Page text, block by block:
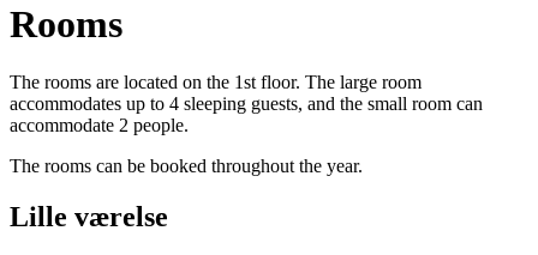
Rooms
The rooms are located on the 1st floor. The large room
accommodates up to 4 sleeping guests, and the small room can
accommodate 2 people.
The rooms can be booked throughout the year.
Lille værelse